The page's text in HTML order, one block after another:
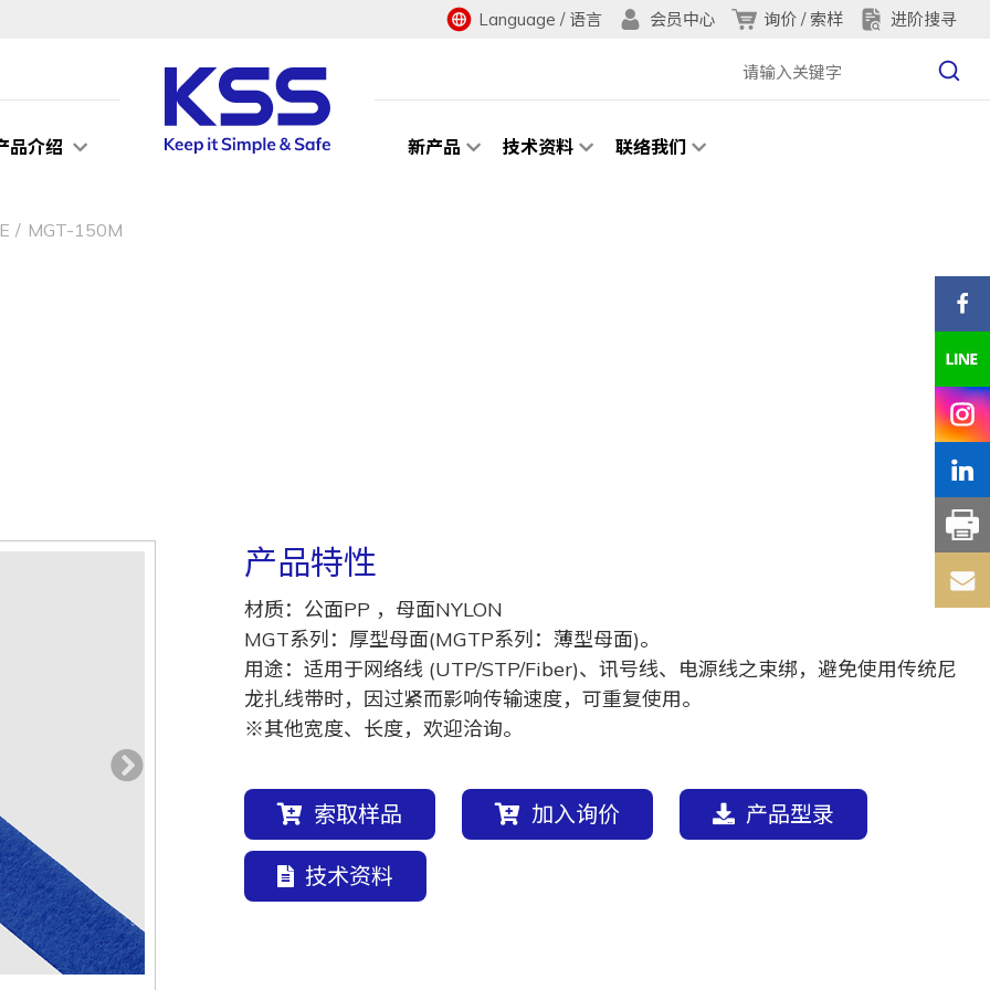
Language / 语言 会员中心 询价 / 索样 进阶搜寻
品介绍 新产品 技术资料 联络我们
MGT-150M
产品特性
材质：公面PP ，母面NYLON
MGT系列：厚型母面(MGTP系列：薄型母面)。
用途：适用于网络线 (UTP/STP/Fiber)、讯号线、电源线之束绑，避免使用传统尼
龙扎线带时，因过紧而影响传输速度，可重复使用。
※其他宽度、长度，欢迎洽询。
索取样品 加入询价 产品型录
技术资料